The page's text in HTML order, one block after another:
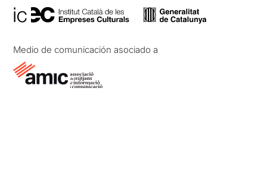
Medio de comunicación asociado a